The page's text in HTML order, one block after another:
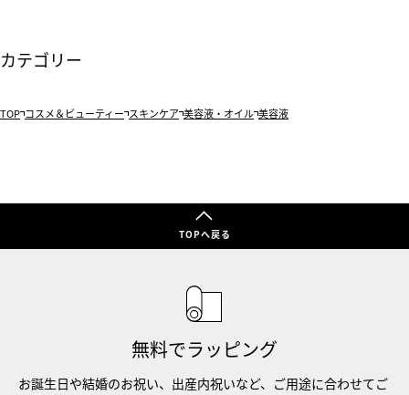
カテゴリー
TOP コスメ＆ビューティー スキンケア 美容液・オイル 美容液
TOPへ戻る
無料でラッピング
お誕生日や結婚のお祝い、出産内祝いなど、ご用途に合わせてご